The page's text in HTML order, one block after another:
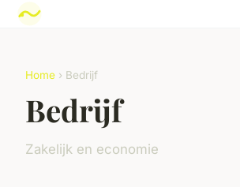
Home › Bedrijf
Bedrijf
Zakelijk en economie